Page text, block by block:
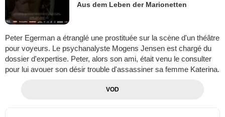
Aus dem Leben der Marionetten
Peter Egerman a étranglé une prostituée sur la scène d'un théâtre
pour voyeurs. Le psychanalyste Mogens Jensen est chargé du
dossier d'expertise. Peter, alors son ami, était venu le consulter
pour lui avouer son désir trouble d'assassiner sa femme Katerina.
VOD